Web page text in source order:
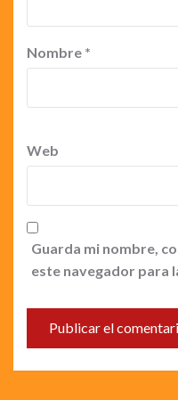
Nombre *
Web
Guarda mi nombre,
este navegador para